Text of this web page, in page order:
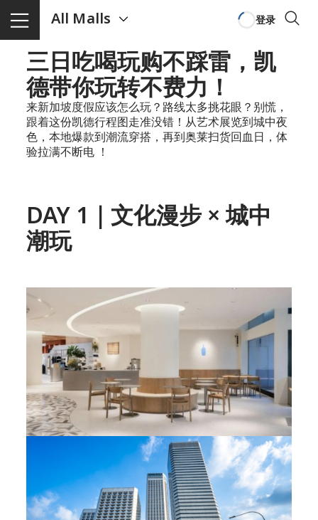
All Malls 登录
三日吃喝玩购不踩雷，凯
德带你玩转不费力！
来新加坡度假应该怎么玩？路线太多挑花眼？别慌，
跟着这份凯德行程图走准没错！从艺术展览到城中夜
色，本地爆款到潮流穿搭，再到奥莱扫货回血日，体
验拉满不断电 ！
DAY 1 ｜文化漫步 × 城中
潮玩